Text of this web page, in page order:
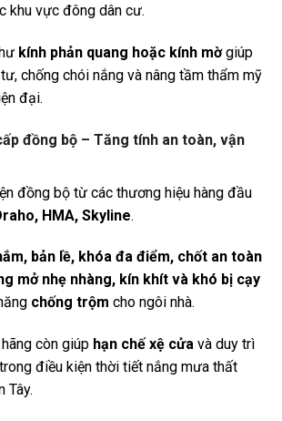
khu vực đông dân cư.
kính phản quang hoặc kính mờgiúp
chống chói nắng và nâng tầm thẩm mỹ
đại.
đồng bộ – Tăng tính an toàn, vận
đồng bộ từ các thương hiệu hàng đầu
HMA, Skyline.
bản lề, khóa đa điểm, chốt an toàn
mở nhẹ nhàng, kín khít và khó bị cạy
chống trộm cho ngôi nhà.
còn giúp hạn chế xệ cửavà duy trì
điều kiện thời tiết nắng mưa thất
Tây.